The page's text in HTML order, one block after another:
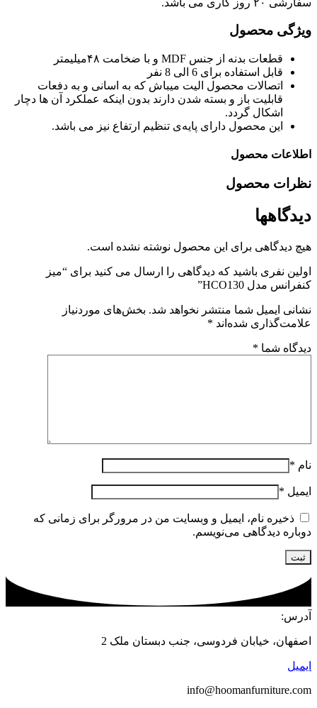
سفارشی ۲۰ روز کاری می باشد.
ویژگی محصول
قطعات بدنه از جنس MDF و با ضخامت ۴۸میلیمتر
قابل استفاده برای 6 الی 8 نفر
اتصالات محصول الیت میباش که به اسانی و به دفعات
قابلیت باز و بسته شدن دارند بدون اینکه عملکرد آن ها دچار
اشکال گردد.
این محصول دارای پایه‌ی تنظیم ارتفاع نیز می‌ باشد.
اطلاعات محصول
نظرات محصول
دیدگاهها
هیچ دیدگاهی برای این محصول نوشته نشده است.
اولین نفری باشید که دیدگاهی را ارسال می کنید برای “میز
کنفرانس مدل HCO130”
نشانی ایمیل شما منتشر نخواهد شد. بخش‌های موردنیاز
علامت‌گذاری شده‌اند *
دیدگاه شما *
نام *
ایمیل *
ذخیره نام، ایمیل و وبسایت من در مرورگر برای زمانی که
دوباره دیدگاهی می‌نویسم.
آدرس:
اصفهان، خیابان فردوسی، جنب دبستان ملک 2
ایمیل
info@hoomanfurniture.com